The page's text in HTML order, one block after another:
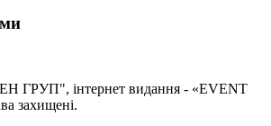
інтернет видання - «EVENT
захищені.